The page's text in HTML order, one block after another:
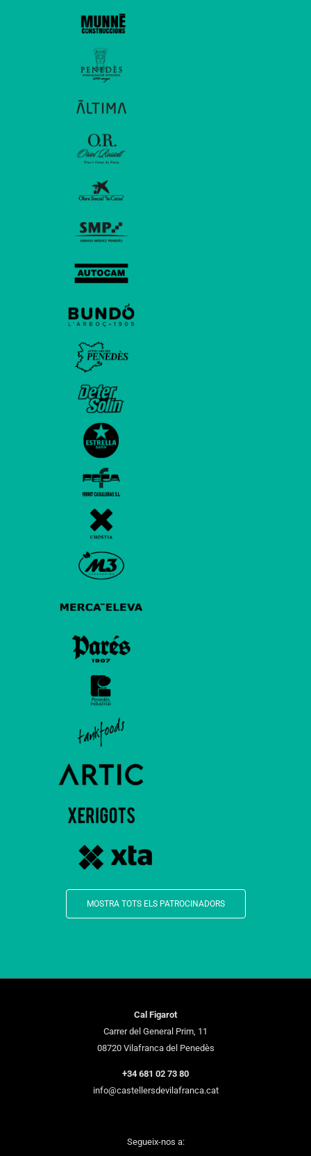
MOSTRA TOTS ELS PATROCINADORS
Cal Figarot
Carrer del General Prim, 11
08720 Vilafranca del Penedès
+34 681 02 73 80
info@castellersdevilafranca.cat
Segueix-nos a: